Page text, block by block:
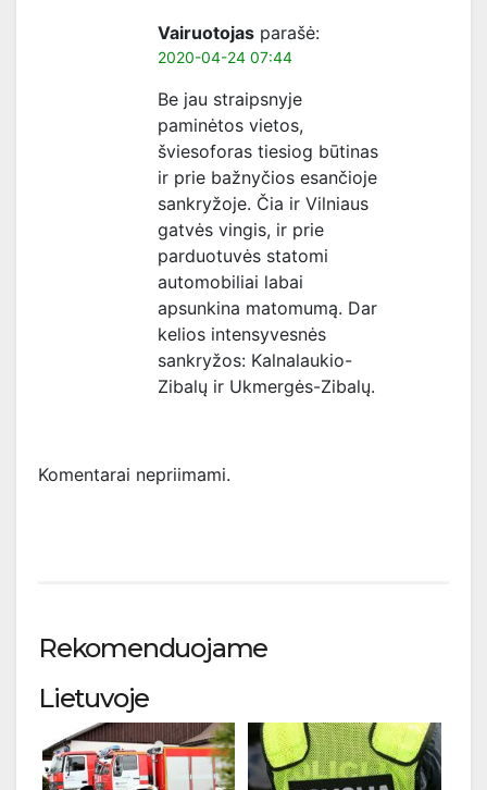
Vairuotojas parašė:
2020-04-24 07:44
Be jau straipsnyje
paminėtos vietos,
šviesoforas tiesiog būtinas
ir prie bažnyčios esančioje
sankryžoje. Čia ir Vilniaus
gatvės vingis, ir prie
parduotuvės statomi
automobiliai labai
apsunkina matomumą. Dar
kelios intensyvesnės
sankryžos: Kalnalaukio-
Zibalų ir Ukmergės-Zibalų.
Komentarai nepriimami.
Rekomenduojame
Lietuvoje